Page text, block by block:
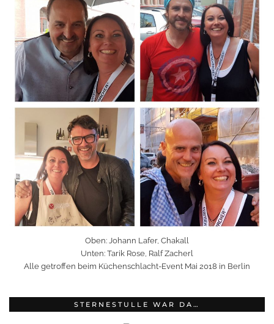
Oben: Johann Lafer, Chakall
Unten: Tarik Rose, Ralf Zacherl
Alle getroffen beim Küchenschlacht-Event Mai 2018 in Berlin
STERNESTULLE WAR DA…